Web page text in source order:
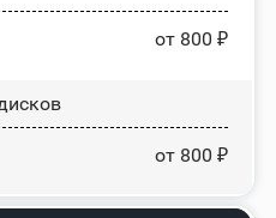
от 800 ₽
от 800 ₽